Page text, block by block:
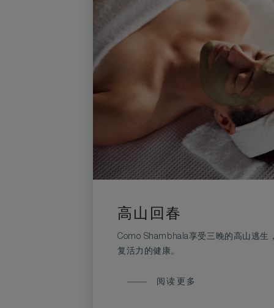
高山回春
Como Shambhala享受三晚的高山逃生
复活力的健康。
高
阅读更多